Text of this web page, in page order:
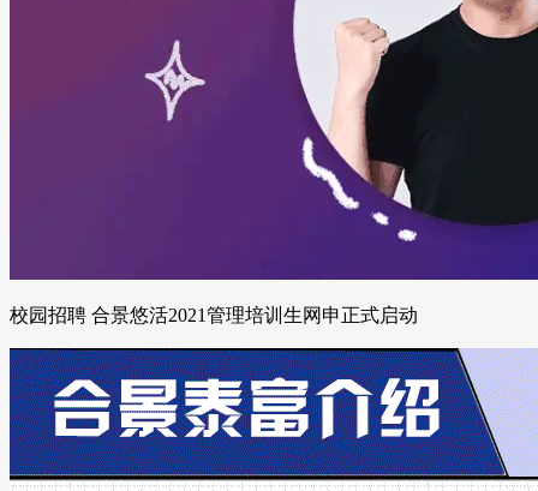
校园招聘 合景悠活2021管理培训生网申正式启动